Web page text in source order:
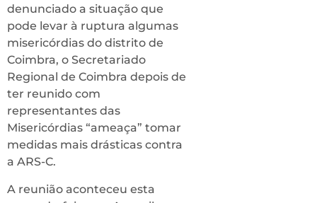
denunciado a situação que
pode levar à ruptura algumas
misericórdias do distrito de
Coimbra, o Secretariado
Regional de Coimbra depois de
ter reunido com
representantes das
Misericórdias “ameaça” tomar
medidas mais drásticas contra
a ARS-C.
A reunião aconteceu esta